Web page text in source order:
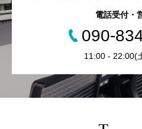
電話受付・
090-
11:00 - 22:00(